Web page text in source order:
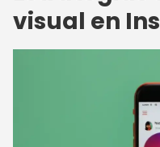
visual en